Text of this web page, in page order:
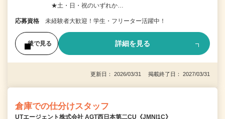
★土・日・祝のいずれか…
応募資格 未経験者大歓迎！学生・フリーター活躍中！
後で見る 詳細を見る
更新日： 2026/03/31 掲載終了日： 2027/03/31
倉庫での仕分けスタッフ
UTエージェント株式会社 AGT西日本第二CU《JMNI1C》